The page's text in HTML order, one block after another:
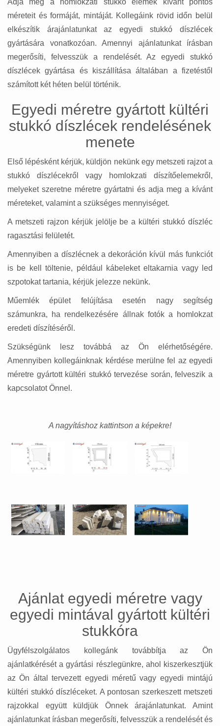
Adja meg a homlokzati stukkó elemek kívánt pontos
méreteit és formáját, mintáját. Kollegáink rövid időn belül
elkészítik árajánlatunkat az egyedi stukkó díszlécek
gyártására vonatkozóan. Amennyi ajánlatunkat írásban
megerősíti, felvesszük a rendelését. Az egyedi stukkó
díszlécek gyártása és kiszállítása általában a fizetéstől
számított két héten belül történik.
Egyedi méretre gyártott kültéri
stukkó díszlécek rendelésének
menete
Első lépésként kérjük, küldjön nekünk egy metszeti rajzot a
stukkó díszlécekről vagy homlokzati díszítőelemekről,
melyeket szeretne méretre gyártatni és adja meg a kívánt
méreteket, valamint a szükséges mennyiséget.
A metszeti rajzon kérjük jelölje be a kültéri stukkó díszléc
ragasztási felületét.
Amennyiben a díszlécnek a dekoráción kívül más funkciót
is be kell töltenie, például kábeleket eltakarnia vagy led
szpotokat tartania, kérjük jelezze nekünk.
Műemlék épület felújítása esetén nagy segítség
számunkra, ha rendelkezésére állnak fotók a homlokzat
eredeti díszítéséről.
Szükségünk lesz továbbá az Ön elérhetőségére.
Amennyiben kollegáinknak kérdése merülne fel az egyedi
méretre gyártott kültéri stukkó tervezése során, felveszik a
kapcsolatot Önnel.
A nagyításhoz kattintson a képekre!
Ajánlat egyedi méretre vagy
egyedi mintával gyártott kültéri
stukkóra
Ügyfélszolgálatos kollegánk továbbítja az Ön
ajánlatkérését a gyártási részlegünkre, ahol kiszerkesztjük
az Ön által tervezett egyedi méretű vagy egyedi mintájú
kültéri stukkó díszléceket. A pontosan szerkeszett metszeti
rajzokkal együtt küldjük Önnek árajánlatunkat. Amint
ajánlatunkat írásban megerősíti, felvesszük a rendelését és